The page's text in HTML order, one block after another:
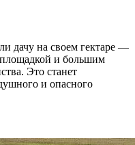
дачу на своем гектаре —
площадкой и большим
Это станет
и опасного